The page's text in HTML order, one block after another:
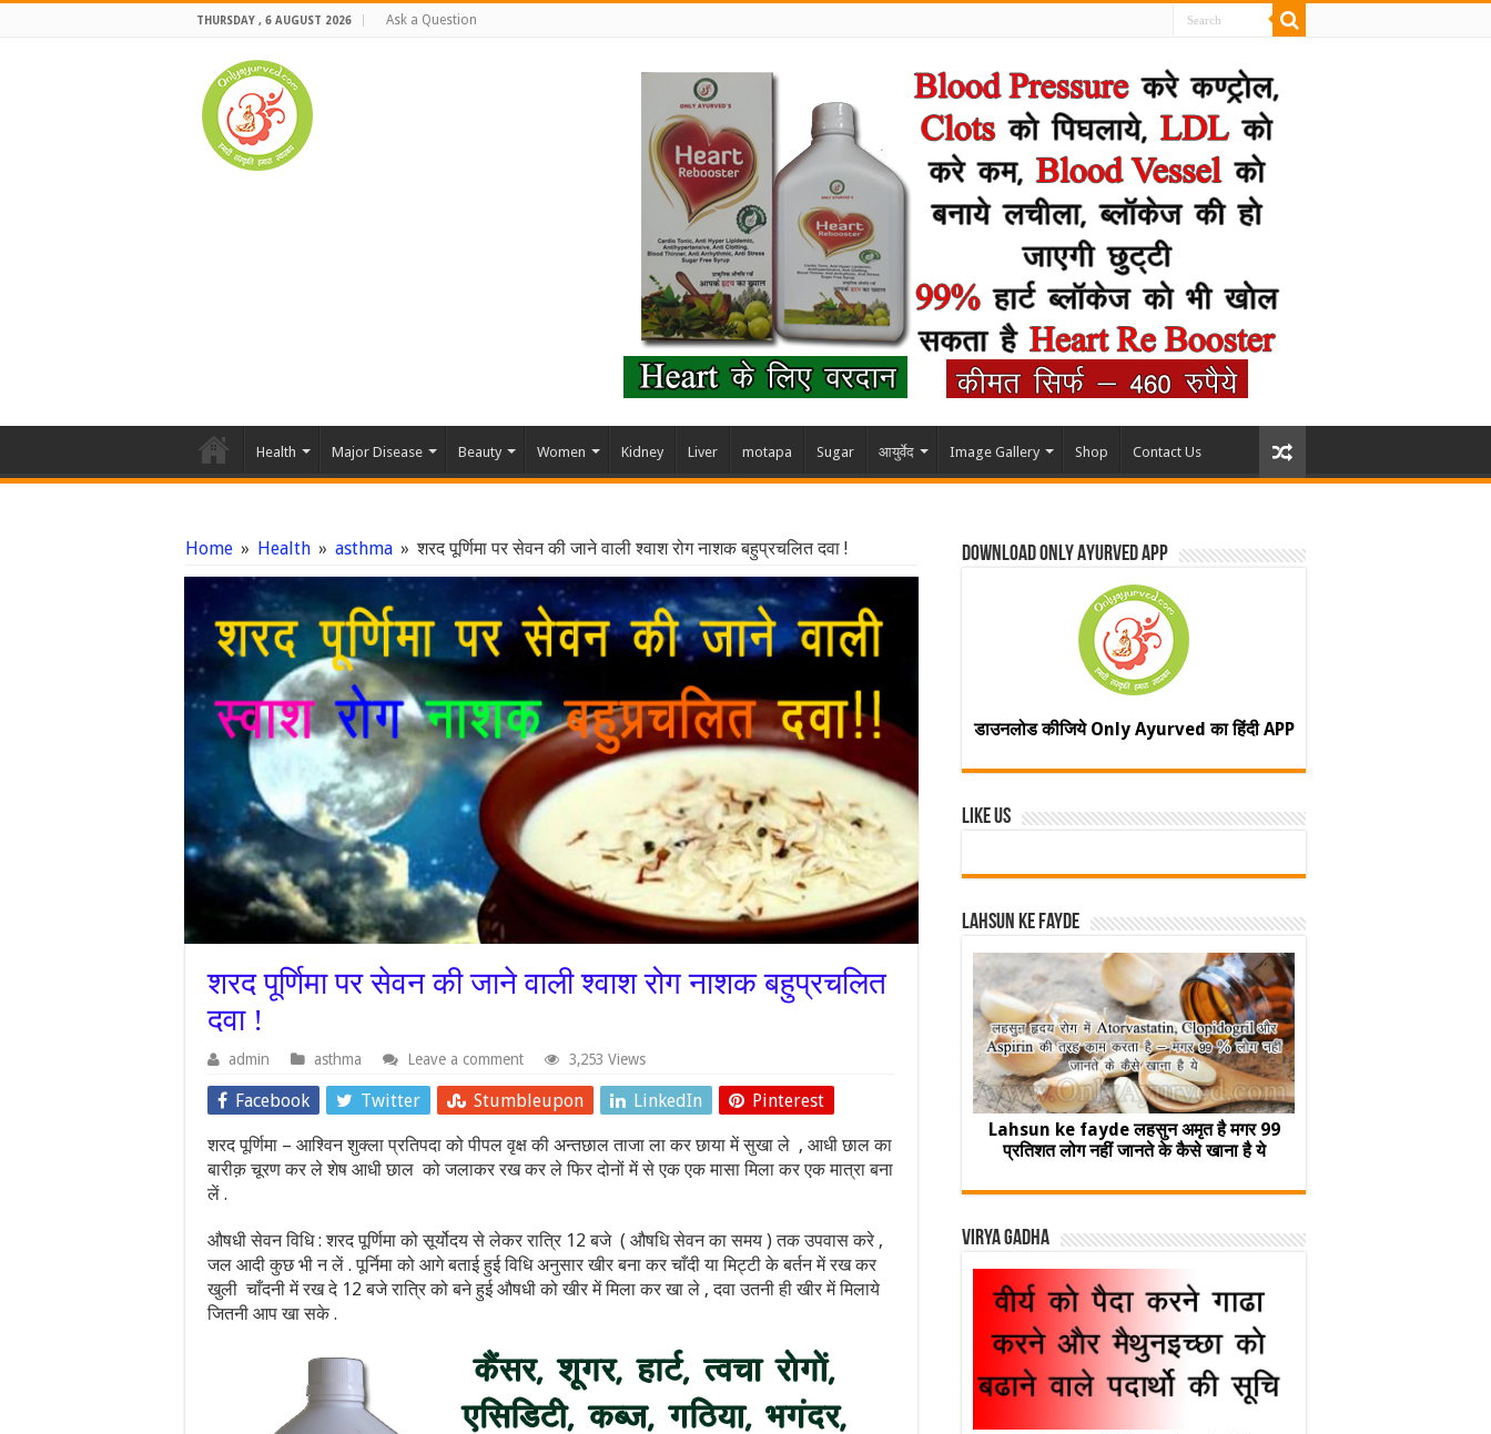
THURSDAY , 6 AUGUST 2026 Ask a Question
Health Major Disease Beauty Women Kidney Liver motapa Sugar आयुर्वेद Image Gallery Shop Contact Us
Home » Health » asthma » शरद पूर्णिमा पर सेवन की जाने वाली श्वाश रोग नाशक बहुप्रचलित दवा !
शरद पूर्णिमा पर सेवन की जाने वाली श्वाश रोग नाशक बहुप्रचलित
दवा !
admin asthma Leave a comment 3,253 Views
Facebook Twitter Stumbleupon LinkedIn Pinterest
शरद पूर्णिमा – आश्विन शुक्ला प्रतिपदा को पीपल वृक्ष की अन्तछाल ताजा ला कर छाया में सुखा ले , आधी छाल का
बारीक़ चूरण कर ले शेष आधी छाल को जलाकर रख कर ले फिर दोनों में से एक एक मासा मिला कर एक मात्रा बना
लें .
औषधी सेवन विधि : शरद पूर्णिमा को सूर्योदय से लेकर रात्रि 12 बजे ( औषधि सेवन का समय ) तक उपवास करे ,
जल आदी कुछ भी न लें . पूर्निमा को आगे बताई हुई विधि अनुसार खीर बना कर चाँदी या मिट्टी के बर्तन में रख कर
खुली चाँदनी में रख दे 12 बजे रात्रि को बने हुई औषधी को खीर में मिला कर खा ले , दवा उतनी ही खीर में मिलाये
जितनी आप खा सके .
Download Only Ayurved App
डाउनलोड कीजिये Only Ayurved का हिंदी APP
Like Us
Lahsun ke fayde
Lahsun ke fayde लहसुन अमृत है मगर 99
प्रतिशत लोग नहीं जानते के कैसे खाना है ये
Virya Gadha